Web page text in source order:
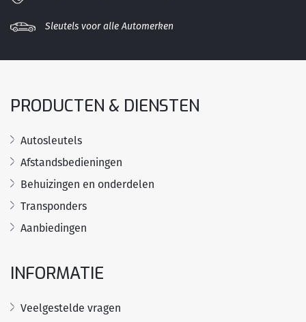
Sleutels voor alle Automerken
PRODUCTEN & DIENSTEN
Autosleutels
Afstandsbedieningen
Behuizingen en onderdelen
Transponders
Aanbiedingen
INFORMATIE
Veelgestelde vragen